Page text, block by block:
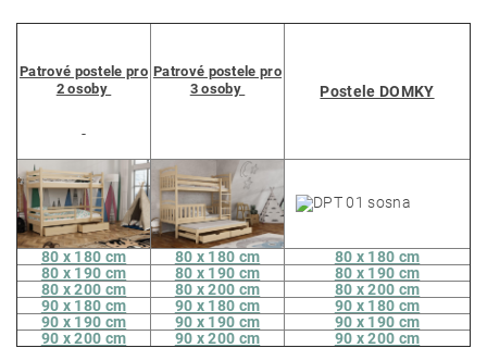
Patrové postele pro
2 osoby
Patrové postele pro
3 osoby
Postele DOMKY
80 x 180 cm 80 x 180 cm
80 x 180 cm
80 x 190 cm
80 x 190 cm
80 x 190 cm
80 x 200 cm
80 x 200 cm
80 x 200 cm
90 x 180 cm
90 x 180 cm
90 x 180 cm
90 x 190 cm
90 x 190 cm
90 x 190 cm
90 x 200 cm
90 x 200 cm 90 x 200 cm